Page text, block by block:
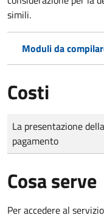
simili.
Moduli da
Costi
Tipo di pagamento
Importo
La presentazione
pagamento
Cosa serve
Per accedere al